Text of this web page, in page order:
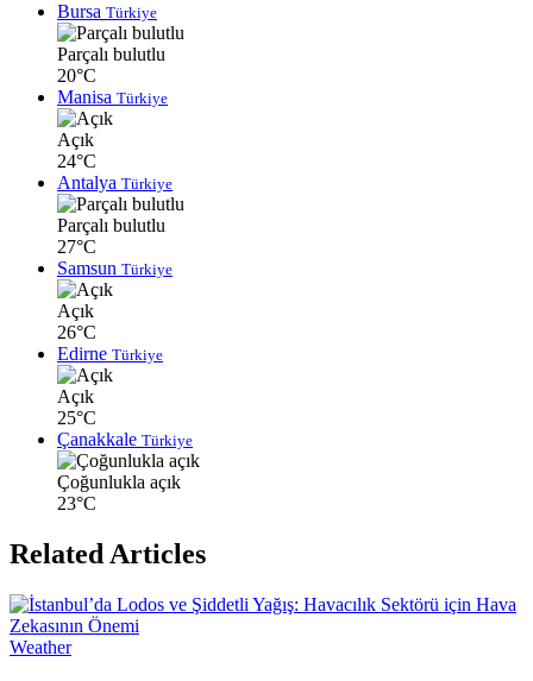
Bursa Türkiye
Parçalı bulutlu
20°C
Manisa Türkiye
Açık
24°C
Antalya Türkiye
Parçalı bulutlu
27°C
Samsun Türkiye
Açık
26°C
Edirne Türkiye
Açık
25°C
Çanakkale Türkiye
Çoğunlukla açık
23°C
Related Articles
Weather